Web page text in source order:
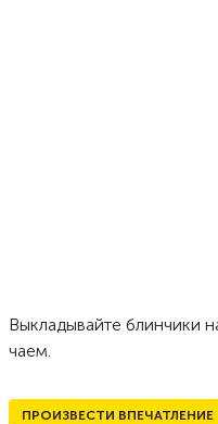
Выкладывайте блинчики
чаем.
ПРОИЗВЕСТИ ВПЕЧАТЛЕНИЕ